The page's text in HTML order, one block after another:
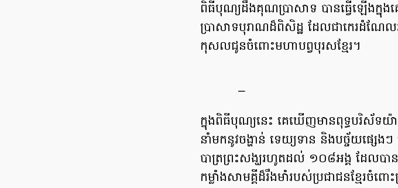
ពិធីបុណ្យ​ដឹងគុណប្រាសាទ បានធ្វើឡើងក្
ប្រាសាទបុរាណដ៏ពិសិដ្ឋ ដែលជាកេរដំណែលវ
កុសលជូនចំពោះមហាបព្វបុរសខ្មែរ។
–
ក្នុងពិធីបុណ្យនេះ គេឃើញមានពុទ្ធបរិស័ទ
នាំមកនូវចង្ហាន់ ទេយ្យទាន និងបច្ច័យផ្សេង
បាត្រព្រះសង្ឃរហូតដល់ ១០៨អង្គ ដែលបាន
កម្លាំងសាមគ្គីដ៏រឹងមាំរបស់ប្រជាជនខ្មែរចំព